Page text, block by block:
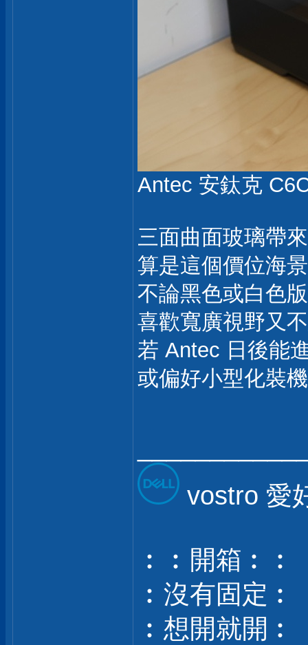
Antec 安鈦克
三面曲面玻璃帶
算是這個價位海
不論黑色或白色
喜歡寬廣視野又
若 Antec 日後能
或偏好小型化裝
vostro 愛
︰︰開箱︰︰
︰沒有固定︰
︰想開就開︰